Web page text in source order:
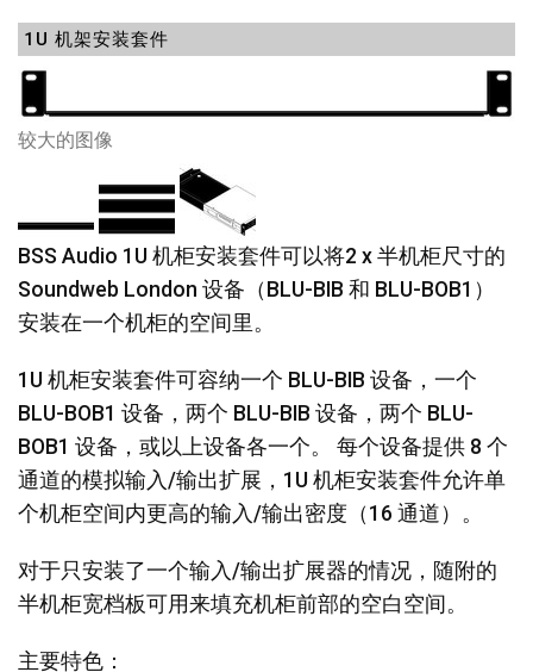
1U 机架安装套件
较大的图像
BSS Audio 1U 机柜安装套件可以将2 x 半机柜尺寸的
Soundweb London 设备（BLU-BIB 和 BLU-BOB1）
安装在一个机柜的空间里。
1U 机柜安装套件可容纳一个 BLU-BIB 设备，一个
BLU-BOB1 设备，两个 BLU-BIB 设备，两个 BLU-
BOB1 设备，或以上设备各一个。 每个设备提供 8 个
通道的模拟输入/输出扩展，1U 机柜安装套件允许单
个机柜空间内更高的输入/输出密度（16 通道）。
对于只安装了一个输入/输出扩展器的情况，随附的
半机柜宽档板可用来填充机柜前部的空白空间。
主要特色：